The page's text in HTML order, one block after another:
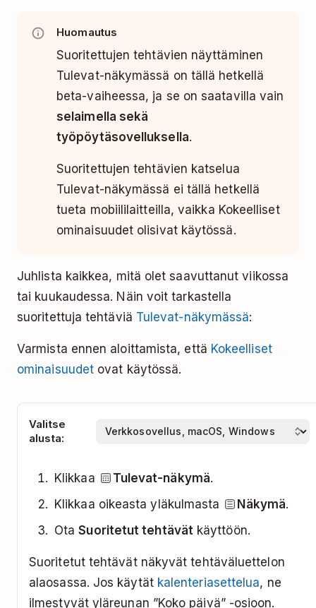
Huomautus
Suoritettujen tehtävien näyttäminen
Tulevat-näkymässä on tällä hetkellä
beta-vaiheessa, ja se on saatavilla vain
selaimella sekä
työpöytäsovelluksella.
Suoritettujen tehtävien katselua
Tulevat-näkymässä ei tällä hetkellä
tueta mobiililaitteilla, vaikka Kokeelliset
ominaisuudet olisivat käytössä.
Juhlista kaikkea, mitä olet saavuttanut viikossa
tai kuukaudessa. Näin voit tarkastella
suoritettuja tehtäviä Tulevat-näkymässä:
Varmista ennen aloittamista, että Kokeelliset
ominaisuudet ovat käytössä.
Valitse
alusta:
Klikkaa Tulevat-näkymä.
Klikkaa oikeasta yläkulmasta
Näkymä.
OtaSuoritetut tehtävät käyttöön.
Suoritetut tehtävät näkyvät tehtäväluettelon
alaosassa. Jos käytät kalenteriasettelua, ne
ilmestyvät yläreunan ”Koko päivä” -osioon.